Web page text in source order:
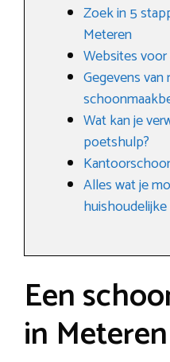
Zoek in 5
Meteren
Websites
Gegevens van
Wat kan je
poetshulp?
Alles wat je
Een
in